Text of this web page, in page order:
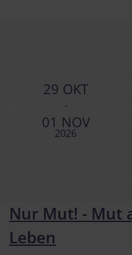
29 OKT
-
01 NOV
2026
Nur Mut! - Mut
Leben